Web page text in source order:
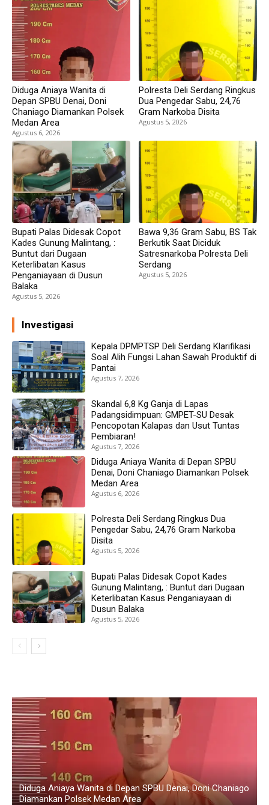
Diduga Aniaya Wanita di
Depan SPBU Denai, Doni
Chaniago Diamankan Polsek
Medan Area
Agustus 6, 2026
Polresta Deli Serdang Ringkus
Dua Pengedar Sabu, 24,76
Gram Narkoba Disita
Agustus 5, 2026
Bupati Palas Didesak Copot
Kades Gunung Malintang, :
Buntut dari Dugaan
Keterlibatan Kasus
Penganiayaan di Dusun
Balaka
Agustus 5, 2026
Bawa 9,36 Gram Sabu, BS Tak
Berkutik Saat Diciduk
Satresnarkoba Polresta Deli
Serdang
Agustus 5, 2026
Investigasi
Kepala DPMPTSP Deli Serdang Klarifikasi
Soal Alih Fungsi Lahan Sawah Produktif di
Pantai
Agustus 7, 2026
Skandal 6,8 Kg Ganja di Lapas
Padangsidimpuan: GMPET-SU Desak
Pencopotan Kalapas dan Usut Tuntas
Pembiaran!
Agustus 7, 2026
Diduga Aniaya Wanita di Depan SPBU
Denai, Doni Chaniago Diamankan Polsek
Medan Area
Agustus 6, 2026
Polresta Deli Serdang Ringkus Dua
Pengedar Sabu, 24,76 Gram Narkoba
Disita
Agustus 5, 2026
Bupati Palas Didesak Copot Kades
Gunung Malintang, : Buntut dari Dugaan
Keterlibatan Kasus Penganiayaan di
Dusun Balaka
Agustus 5, 2026
Polresta Deli Serdang Ringkus Dua Pengedar Sabu, 24,76
Gram Narkoba Disita